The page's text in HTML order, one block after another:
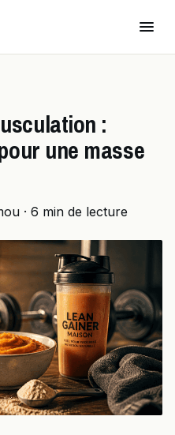
:
une masse
· 6 min de lecture